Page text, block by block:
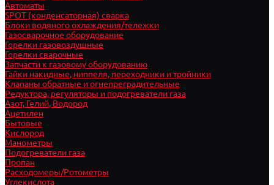
Автоматы
SPOT (конденсаторная) сварка
Блоки водяного охлаждения/тележки
Газосварочное оборудование
Горелки газовоздушные
Горелки сварочные
Запчасти к газовому оборудованию
Гайки накидные, ниппеля, переходники и тройники
Клапаны обратные и огнепреградительные
Редуктора, регуляторы и подогреватели газа
Азот, Гелий, Водород
Ацетилен
Бытовые
Кислород
Манометры
Подогреватели газа
Пропан
Расходомеры/Ротометры
Углекислота